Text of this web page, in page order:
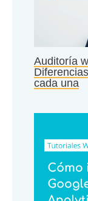
Auditoría
cada una